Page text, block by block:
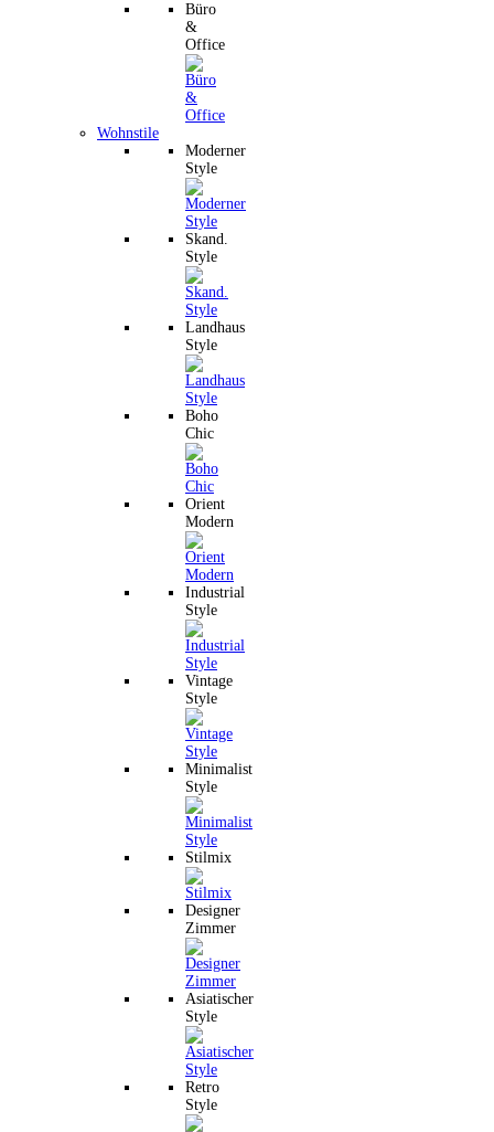
Büro
&
Office
Wohnstile
Moderner
Style
Skand.
Style
Landhaus
Style
Boho
Chic
Orient
Modern
Industrial
Style
Vintage
Style
Minimalist
Style
Stilmix
Designer
Zimmer
Asiatischer
Style
Retro
Style